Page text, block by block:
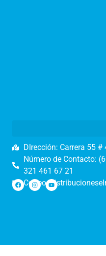
DIrección: Carrera 55 #
Número de Contacto:
321 461 67 21
Correo: